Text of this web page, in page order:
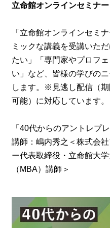
立命館オンラインセミナー
「立命館オンラインセミ
ミックな講義を受講いた
たい」「専門家やプロフ
い」など、皆様の学びの
します。※見逃し配信（
可能）に対応しています。
「40代からのアントレプ
講師：嶋内秀之＜株式会
ー代表取締役・立命館大
（MBA）講師＞